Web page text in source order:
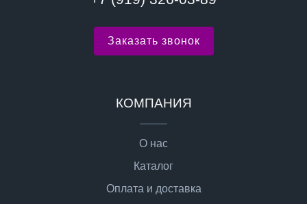
Заказать звонок
КОМПАНИЯ
О нас
Каталог
Оплата и доставка